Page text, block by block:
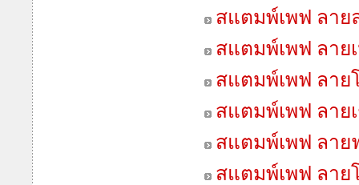
สแตมพ์เพฟ ลา
สแตมพ์เพฟ ลาย
สแตมพ์เพฟ ลาย
สแตมพ์เพฟ ลาย
สแตมพ์เพฟ ลาย
สแตมพ์เพฟ ลาย